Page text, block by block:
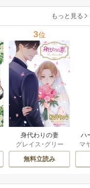
ーディ/海野みつる
サラ･ウッド/流
水凛子
ザ
もっと見る
3位
身代わりの妻
グレイス･グリー
/桜井りょう
無料立読み
ハ
ッ
マ
ッ